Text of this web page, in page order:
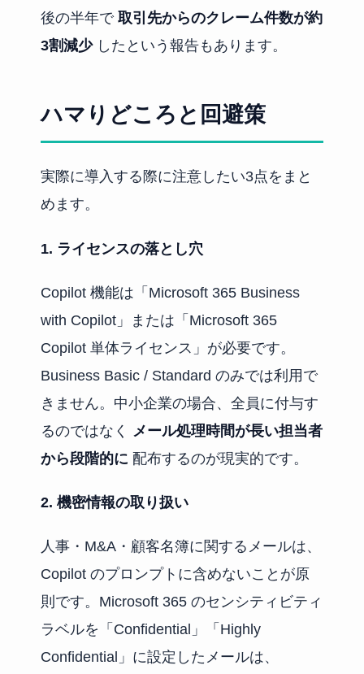
後の半年で取引先からのクレーム件数が約
3割減少したという報告もあります。
ハマりどころと回避策
実際に導入する際に注意したい3点をまと
めます。
1. ライセンスの落とし穴
Copilot 機能は「Microsoft 365 Business
with Copilot」または「Microsoft 365
Copilot 単体ライセンス」が必要です。
Business Basic / Standard のみでは利用で
きません。中小企業の場合、全員に付与す
るのではなく
メール処理時間が長い担当者
から段階的に 配布するのが現実的です。
2. 機密情報の取り扱い
人事・M&A・顧客名簿に関するメールは、
Copilot のプロンプトに含めないことが原
則です。Microsoft 365 のセンシティビティ
ラベルを「Confidential」「Highly
Confidential」に設定したメールは、